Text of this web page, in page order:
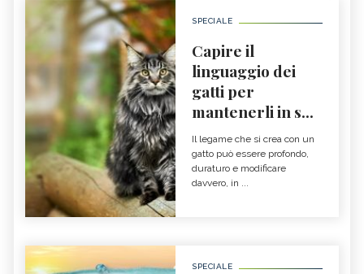
SPECIALE
Capire il
linguaggio dei
gatti per
mantenerli in s...
Il legame che si crea con un
gatto può essere profondo,
duraturo e modificare
davvero, in ...
SPECIALE